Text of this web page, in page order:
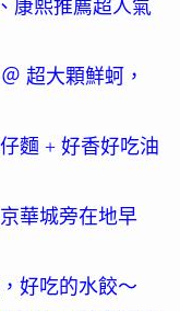
康熙推薦超人氣
超大顆鮮蚵，
麵 + 好香好吃油
華城旁在地早
好吃的水餃～